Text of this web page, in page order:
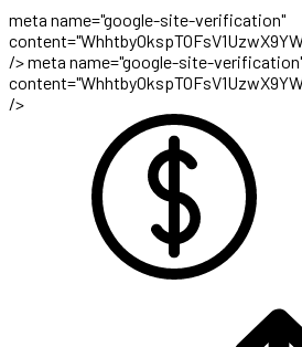
meta name="google-site-verification"
/>meta name="google-site-
/>